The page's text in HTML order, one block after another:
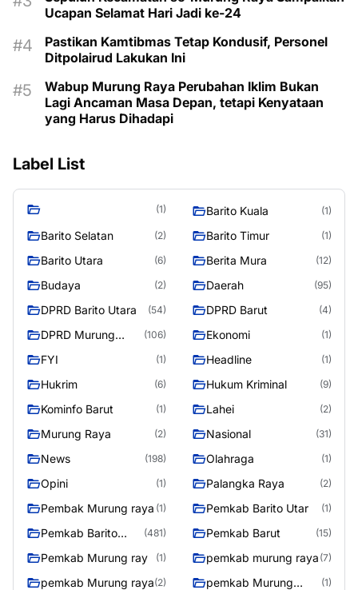
Ucapan Selamat Hari Jadi ke-24
Pastikan Kamtibmas Tetap Kondusif, Personel
Ditpolairud Lakukan Ini
Wabup Murung Raya Perubahan Iklim Bukan
Lagi Ancaman Masa Depan, tetapi Kenyataan
yang Harus Dihadapi
Label List
(1) Barito Kuala (1)
Barito Selatan (2) Barito Timur (1)
Barito Utara (6) Berita Mura (12)
Budaya (2) Daerah (95)
DPRD Barito Utara (54) DPRD Barut (4)
DPRD Murung
(106) Ekonomi (1)
FYI (1) Headline (1)
Hukrim (6) Hukum Kriminal (9)
Kominfo Barut (1) Lahei (2)
Murung Raya (2) Nasional (31)
News (198) Olahraga (1)
Opini (1) Palangka Raya (2)
Pembak Murung raya (1) Pemkab Barito Utar (1)
Pemkab Barito
(481) Pemkab Barut (15)
Pemkab Murung ray (1) pemkab murung raya (7)
pemkab Murung raya(2)
pemkab Murung
(1)